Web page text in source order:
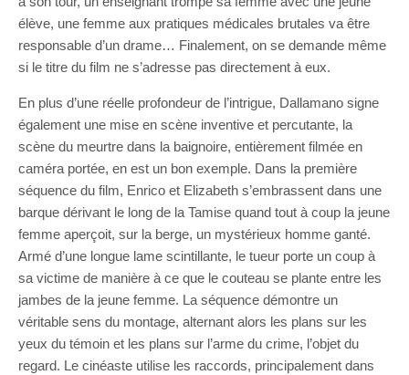
élève, une femme aux pratiques médicales brutales va être
responsable d’un drame… Finalement, on se demande même
si le titre du film ne s’adresse pas directement à eux.
En plus d’une réelle profondeur de l’intrigue, Dallamano signe
également une mise en scène inventive et percutante, la
scène du meurtre dans la baignoire, entièrement filmée en
caméra portée, en est un bon exemple. Dans la première
séquence du film, Enrico et Elizabeth s’embrassent dans une
barque dérivant le long de la Tamise quand tout à coup la jeune
femme aperçoit, sur la berge, un mystérieux homme ganté.
Armé d’une longue lame scintillante, le tueur porte un coup à
sa victime de manière à ce que le couteau se plante entre les
jambes de la jeune femme. La séquence démontre un
véritable sens du montage, alternant alors les plans sur les
yeux du témoin et les plans sur l’arme du crime, l’objet du
regard. Le cinéaste utilise les raccords, principalement dans